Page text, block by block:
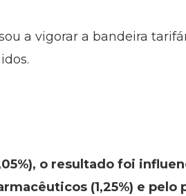
a vigorar a bandeira
o resultado foi
(1,25%) e pelo